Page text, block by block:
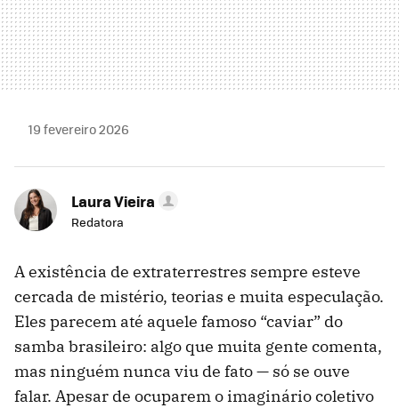
19 fevereiro 2026
Laura Vieira
Redatora
A existência de extraterrestres sempre esteve
cercada de mistério, teorias e muita especulação.
Eles parecem até aquele famoso “caviar” do
samba brasileiro: algo que muita gente comenta,
mas ninguém nunca viu de fato — só se ouve
falar. Apesar de ocuparem o imaginário coletivo